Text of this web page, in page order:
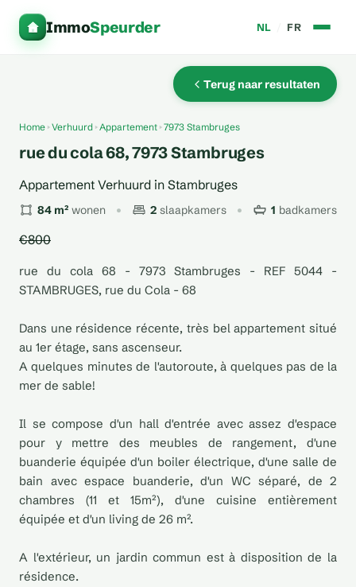
ImmoSpeurder NL FR
Terug naar resultaten
Home Verhuurd Appartement 7973 Stambruges
rue du cola 68, 7973 Stambruges
Appartement Verhuurd in Stambruges
84 m² wonen 2 slaapkamers 1 badkamers
€800
rue du cola 68 - 7973 Stambruges - REF 5044 -
STAMBRUGES, rue du Cola - 68
Dans une résidence récente, très bel appartement situé
au 1er étage, sans ascenseur.
A quelques minutes de l'autoroute, à quelques pas de la
mer de sable!
Il se compose d'un hall d'entrée avec assez d'espace
pour y mettre des meubles de rangement, d'une
buanderie équipée d'un boiler électrique, d'une salle de
bain avec espace buanderie, d'un WC séparé, de 2
chambres (11 et 15m²), d'une cuisine entièrement
équipée et d'un living de 26 m².
A l'extérieur, un jardin commun est à disposition de la
résidence.